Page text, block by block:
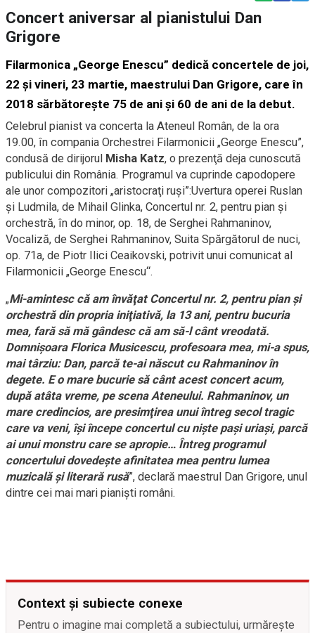
Concert aniversar al pianistului Dan
Grigore
Filarmonica „George Enescu” dedică concertele de joi,
22 şi vineri, 23 martie, maestrului Dan Grigore, care în
2018 sărbătoreşte 75 de ani şi 60 de ani de la debut.
Celebrul pianist va concerta la Ateneul Român, de la ora
19.00, în compania Orchestrei Filarmonicii „George Enescu”,
condusă de dirijorul Misha Katz, o prezenţă deja cunoscută
publicului din România. Programul va cuprinde capodopere
ale unor compozitori „aristocraţi ruşi”:Uvertura operei Ruslan
şi Ludmila, de Mihail Glinka, Concertul nr. 2, pentru pian şi
orchestră, în do minor, op. 18, de Serghei Rahmaninov,
Vocaliză, de Serghei Rahmaninov, Suita Spărgătorul de nuci,
op. 71a, de Piotr Ilici Ceaikovski, potrivit unui comunicat al
Filarmonicii „George Enescu“.
„Mi-amintesc că am învăţat Concertul nr. 2, pentru pian şi
orchestră din propria iniţiativă, la 13 ani, pentru bucuria
mea, fară să mă gândesc că am să-l cânt vreodată.
Domnişoara Florica Musicescu, profesoara mea, mi-a spus,
mai târziu: Dan, parcă te-ai născut cu Rahmaninov în
degete. E o mare bucurie să cânt acest concert acum,
după atâta vreme, pe scena Ateneului. Rahmaninov, un
mare credincios, are presimţirea unui întreg secol tragic
care va veni, îşi începe concertul cu nişte paşi uriaşi, parcă
ai unui monstru care se apropie… Întreg programul
concertului dovedeşte afinitatea mea pentru lumea
muzicală şi literară rusă”, declară maestrul Dan Grigore, unul
dintre cei mai mari pianişti români.
Context și subiecte conexe
Pentru o imagine mai completă a subiectului, urmărește